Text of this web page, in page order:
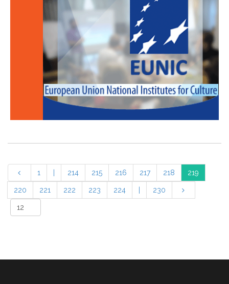
1 214 215 216 217 218 219
220 221 222 223 224 230